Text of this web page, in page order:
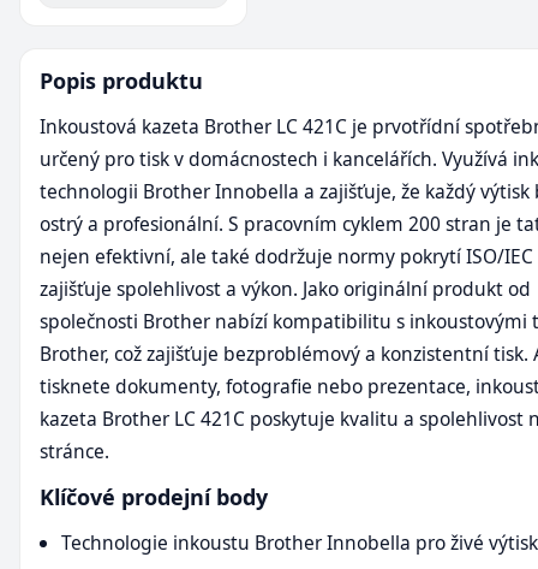
Popis produktu
Inkoustová kazeta Brother LC 421C je prvotřídní
určený pro tisk v domácnostech i kancelářích. Využívá
technologii Brother Innobella a zajišťuje, že každý výtisk
ostrý a profesionální. S pracovním cyklem 200 stran je
nejen efektivní, ale také dodržuje normy pokrytí ISO/IEC
zajišťuje spolehlivost a výkon. Jako originální produkt od
společnosti Brother nabízí kompatibilitu s inkoustovými
Brother, což zajišťuje bezproblémový a konzistentní tisk.
tisknete dokumenty, fotografie nebo prezentace,
kazeta Brother LC 421C poskytuje kvalitu a spolehlivost
stránce.
Klíčové prodejní body
Technologie inkoustu Brother Innobella pro živé